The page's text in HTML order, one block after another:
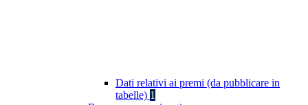
Dati relativi ai premi (da pubblicare in
tabelle) 1